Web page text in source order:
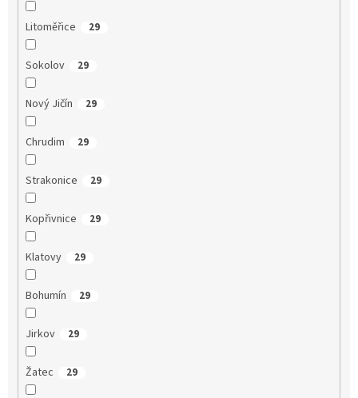
Litoměřice 29
Sokolov 29
Nový Jičín 29
Chrudim 29
Strakonice 29
Kopřivnice 29
Klatovy 29
Bohumín 29
Jirkov 29
Žatec 29